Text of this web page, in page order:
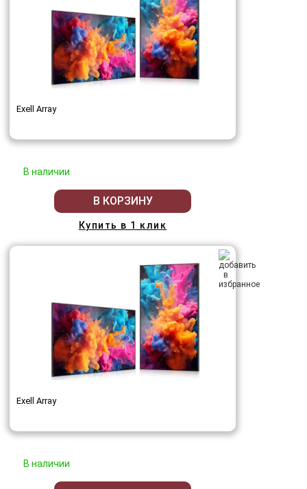
Exell Array
В наличии
В КОРЗИНУ
Купить в 1 клик
Exell Array
В наличии